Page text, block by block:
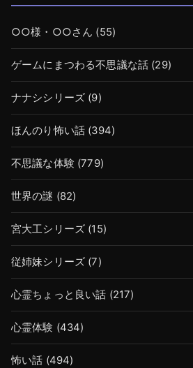
○○様・○○さん (55)
ゲームにまつわる不思議な話 (29)
ナナシシリーズ (9)
ほんのり怖い話 (394)
不思議な体験 (779)
世界の謎 (82)
宮大工シリーズ (15)
従姉妹シリーズ (7)
心霊ちょっと良い話 (217)
心霊体験 (434)
怖い話 (494)